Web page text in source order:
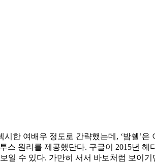
한 여배우 정도로 간략했는데, ‘밤쉘’
스 원리를 제공했단다. 구글이 2015년
일 수 있다. 가만히 서서 바보처럼 보이